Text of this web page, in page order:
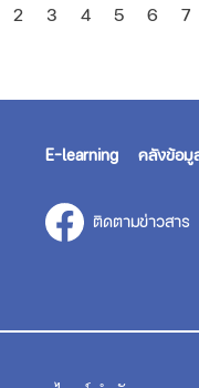
2 3 4 5 6 7
E-learning คลังข้อมู
ติดตามข่าวสาร